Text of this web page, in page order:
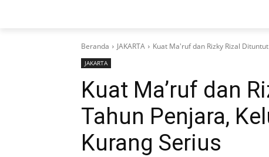
Beranda JAKARTA Kuat Ma'ruf dan Rizky Rizal
JAKARTA
Kuat Ma’ruf dan
Tahun Penjara,
Kurang Serius